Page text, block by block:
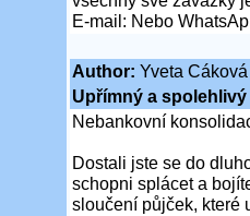
E-mail: Nebo
Author: Yveta Cáková
Upřímný a
Nebankovní
Dostali jste se do
schopni splácet a
sloučení půjček, které